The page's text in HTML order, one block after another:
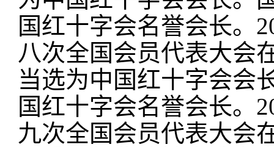
国红十字会名誉会长。
八次全国会员代表大会
当选为中国红十字会会
国红十字会名誉会长。
九次全国会员代表大会